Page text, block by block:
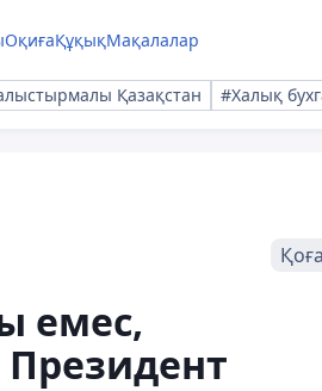
ОқиғаҚұқықМақалалар
Қазақстан #Халық
емес,